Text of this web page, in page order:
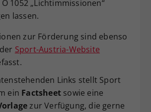
O 1052 „Lichtimmissionen“
lassen.
zur Förderung sind ebenso
Sport-Austria-Website
Links stellt Sport
ein Factsheetsowie eine
zur Verfügung, die gerne